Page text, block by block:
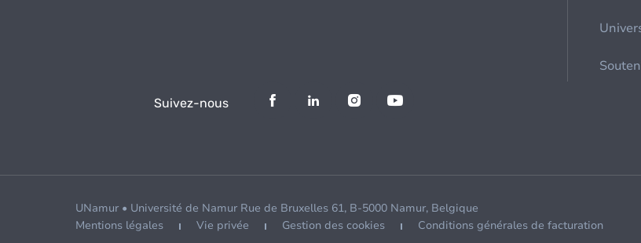
Suivez-nous
UNamur • Université de Namur Rue de Bruxelles 61, B-5000 Namur, Belgique
Mentions légales
Vie privée Gestion des cookies Conditions générales de facturation